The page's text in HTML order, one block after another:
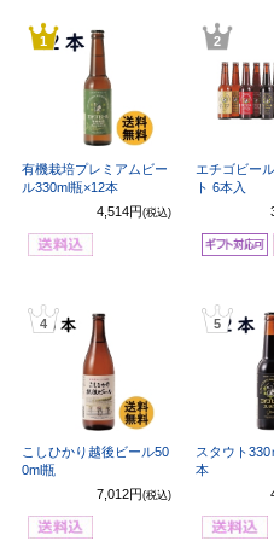
1
有機栽培プレミアムビー
ル330ml瓶×12本
4,514円 (税込)
2
エチゴビー
ト 6本入
4
こしひかり越後ビール50
0ml瓶
7,012円 (税込)
5
スタウト
本